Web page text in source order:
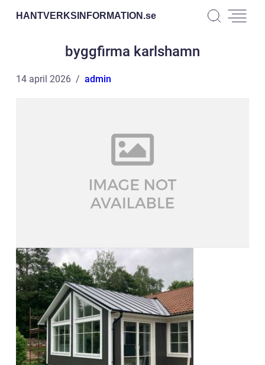
HANTVERKSINFORMATION.se
byggfirma karlshamn
14 april 2026 admin